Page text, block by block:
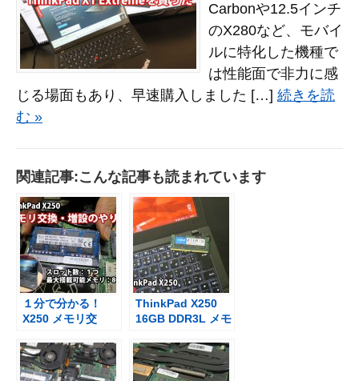
Carbonや12.5インチ
のX280など、モバイ
ルに特化した機種で
は性能面で非力に感
じる場面もあり、早速購入しました […] 続きを読
む »
関連記事:こんな記事も読まれています
１分で分かる！
X250 メモリ交
像】
ThinkPad X250
16GB DDR3L メモ
も高い・・・